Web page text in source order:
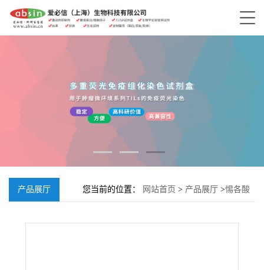
产品展厅 您当前的位置： 网站首页 > 产品展厅 >惕各酸